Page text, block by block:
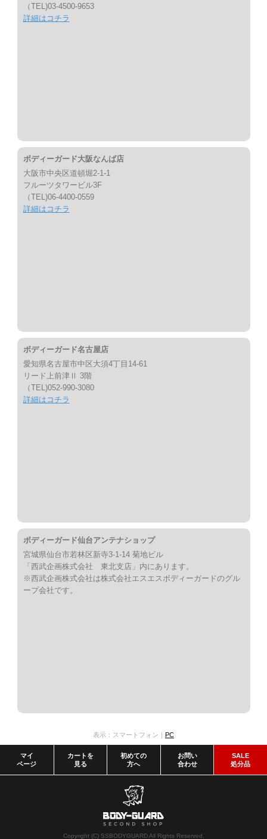
マイ
ページ
カートを
見る
初めての
方へ
お問い
合わせ
SALE
処分品
（TEL)03-4500-9653
詳細はコチラ
ボディーガード大阪なんば店
大阪市中央区道頓堀2-1-1
フルーツタワービル3F
（TEL)06-4400-0559
詳細はコチラ
ボディーガード名古屋店
愛知県名古屋市中区大須4丁目14-61
リード上前津Ⅱ 3階
（TEL)052-990-3080
詳細はコチラ
ボディーガード仙台アンテナショップ
宮城県仙台市若林区新寺3-1-14 菊地ビル
「西武企画株式会社 東北支店」内にあります。
※西武企画株式会社は株式会社エスエスボディーガードのグル
ープ会社です。
表示：スマートフォン｜ PC
Copyright (C) SSBODYGUARD All Rights Reserved.